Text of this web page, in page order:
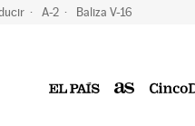
A-2 Baliza V-16